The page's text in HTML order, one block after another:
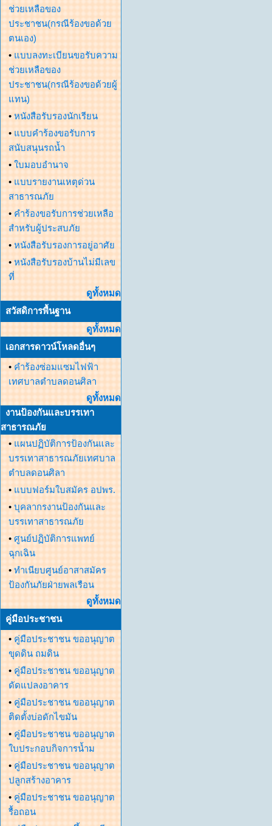
ช่วยเหลือของ
ประชาชน(กรณีร้องขอด้วย
ตนเอง)
• แบบลงทะเบียนขอรับความ
ช่วยเหลือของ
ประชาชน(กรณีร้องขอด้วยผู้
แทน)
• หนังสือรับรองนักเรียน
• แบบคำร้องขอรับการ
สนับสนุนรถน้ำ
• ใบมอบอำนาจ
• แบบรายงานเหตุด่วน
สาธารณภัย
• คำร้องขอรับการช่วยเหลือ
สำหรับผู้ประสบภัย
• หนังสือรับรองการอยู่อาศัย
• หนังสือรับรองบ้านไม่มีเลข
ที่
ดูทั้งหมด
สวัสดิการพื้นฐาน
ดูทั้งหมด
เอกสารดาวน์โหลดอื่นๆ
• คำร้องซ่อมแซมไฟฟ้า
เทศบาลตำบลดอนศิลา
ดูทั้งหมด
งานป้องกันและบรรเทา
สาธารณภัย
• แผนปฏิบัติการป้องกันและ
บรรเทาสาธารณภัยเทศบาล
ตำบลดอนศิลา
• แบบฟอร์มใบสมัคร อปพร.
• บุคลากรงานป้องกันและ
บรรเทาสาธารณภัย
• ศูนย์ปฏิบัติการแพทย์
ฉุกเฉิน
• ทำเนียบศูนย์อาสาสมัคร
ป้องกันภัยฝ่ายพลเรือน
ดูทั้งหมด
คู่มือประชาชน
• คู่มือประชาชน ขออนุญาต
ขุดดิน ถมดิน
• คู่มือประชาชน ขออนุญาต
ดัดแปลงอาคาร
• คู่มือประชาชน ขออนุญาต
ติดตั้งบ่อดักไขมัน
• คู่มือประชาชน ขออนุญาต
ใบประกอบกิจการน้ำม
• คู่มือประชาชน ขออนุญาต
ปลูกสร้างอาคาร
• คู่มือประชาชน ขออนุญาต
รื้อถอน